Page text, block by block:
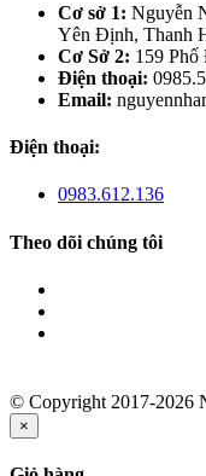
Cơ sở 1: Nguyễn
Yên Định, Thanh
Cơ Sở 2: 159
Điện thoại:
Email:
Điện thoại:
0983.612.136
Theo dõi chúng tôi
© Copyright 2017-2026
×